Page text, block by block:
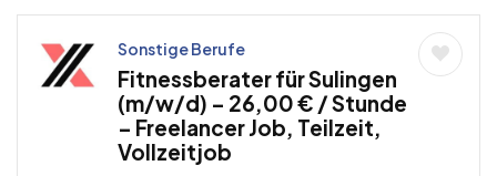
Sonstige Berufe
Fitnessberater für Sulingen
(m/w/d) – 26,00 € / Stunde
– Freelancer Job, Teilzeit,
Vollzeitjob